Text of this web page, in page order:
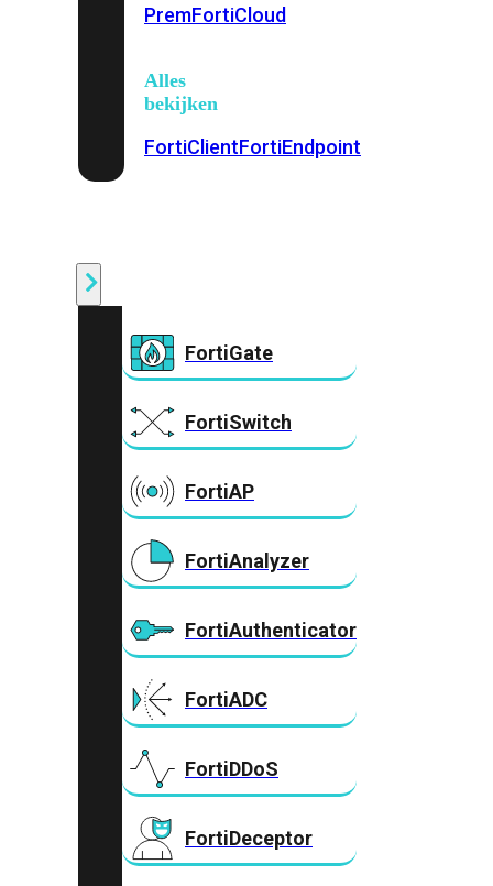
PremFortiCloud
Alles
bekijken
FortiClientFortiEndpoint
FortiGate
FortiSwitch
FortiAP
FortiAnalyzer
FortiAuthenticator
FortiADC
FortiDDoS
FortiDeceptor